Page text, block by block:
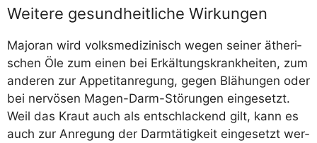
Weitere gesundheitliche Wirkungen
Majo­ran wird volks­me­di­zi­nisch wegen sei­ner äthe­ri­
schen Öle zum einen bei Erkäl­tungs­krank­hei­ten, zum
ande­ren zur Appe­tit­an­re­gung, gegen Blä­hun­gen oder
bei ner­vö­sen Magen-Darm-Stö­run­gen ein­ge­setzt.
Weil das Kraut auch als ent­schla­ckend gilt, kann es
auch zur Anre­gung der Darm­tä­tig­keit ein­ge­setzt wer­